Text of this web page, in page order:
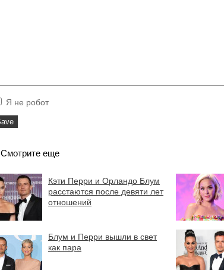
Я не робот
Смотрите еще
Кэти Перри и Орландо Блум
расстаются после девяти лет
отношений
Блум и Перри вышли в свет
как пара